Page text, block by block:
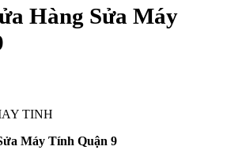
Hàng Sửa Máy
Máy Tính Quận 9